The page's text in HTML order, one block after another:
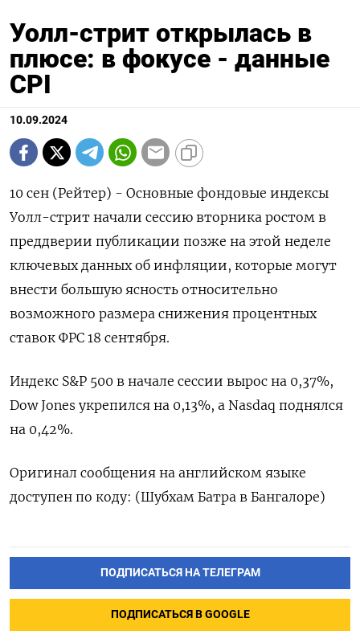
Уолл-стрит открылась в
плюсе: в фокусе - данные
CPI
10.09.2024
10 сен (Рейтер) - Основные фондовые индексы
Уолл-стрит начали сессию вторника ростом в
преддверии публикации позже на этой неделе
ключевых данных об инфляции, которые могут
внести большую ясность относительно
возможного размера снижения процентных
ставок ФРС 18 сентября.
Индекс S&P 500 в начале сессии вырос на 0,37%,
Dow Jones укрепился на 0,13%, а Nasdaq поднялся
на 0,42%.
Оригинал сообщения на английском языке
доступен по коду: (Шубхам Батра в Бангалоре)
ПОДПИСАТЬСЯ НА ТЕЛЕГРАМ
ПОДПИСАТЬСЯ В GOOGLE